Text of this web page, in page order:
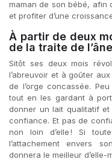
maman de son bébé, afin
et profiter d’une
À partir de deux
de la traite de
Sitôt ses deux mois
l’abreuvoir et à goûter
de l’orge concassée.
tout en les gardant à
donner un lait qualitatif et
confiance. Et pas de
non loin d’elle ! Si
l’attachement envers
donnera le meilleur d’elle-